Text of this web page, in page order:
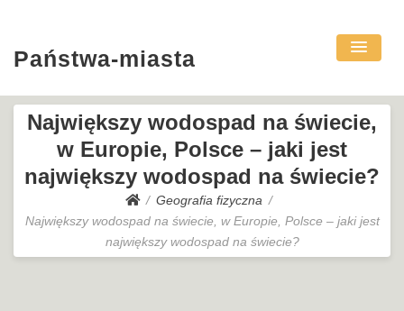
Państwa-miasta
Największy wodospad na świecie,
w Europie, Polsce – jaki jest
największy wodospad na świecie?
Geografia fizyczna
Największy wodospad na świecie, w Europie, Polsce – jaki jest
największy wodospad na świecie?